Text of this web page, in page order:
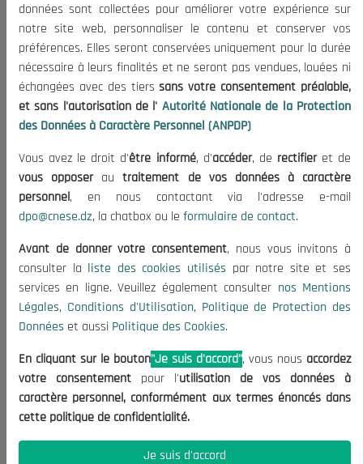
Le CNESE
A Propos
Le président
Organisation
Publications
Informations utiles
Appels d'offres et Consultations
Mentions Légales
Conditions d'Utilisation
Politique de Protection des Données
Politique des Cookies
Nous Contacter
(+213) 021 98 01 00|01|02
contact@cnese.dz
Suggestions ou Initiatives ?
Newsletter
dernières nouvelles.
données sont collectées pour améliorer votre expérience sur
notre site web, personnaliser le contenu et conserver vos
préférences. Elles seront conservées uniquement pour la durée
nécessaire à leurs finalités et ne seront pas vendues, louées ni
échangées avec des tierssans votre consentement préalable,
et sans l'autorisation de l' Autorité Nationale de la Protection
des Données à Caractère Personnel (ANPDP)
Vous avez le droit d'être informé, d'accéder, de rectifieret de
vous opposerautraitement de vos données à caractère
personnel, en nous contactant via l'adresse e-mail
dpo@cnese.dz, la chatbox ou le formulaire de contact.
Avant de donner votre consentement, nous vous invitons à
consulter la liste des cookies utilisés par notre site et ses
services en ligne. Veuillez également consulter nos Mentions
Légales, Conditions d'Utilisation, Politique de Protection des
Données et aussi Politique des Cookies.
En cliquant sur le bouton"Je suis d'accord", vous nous accordez
votre consentement pour l'utilisation de vos données à
caractère personnel, conformément aux termes énoncés dans
cette politique de confidentialité.
Je suis d'accord